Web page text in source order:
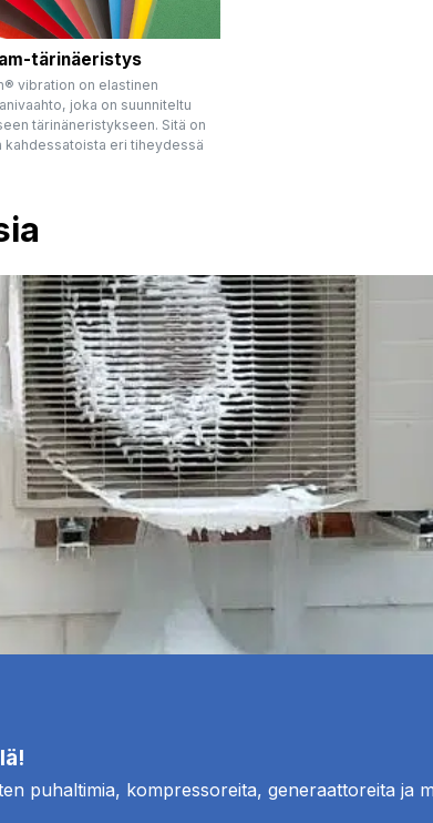
tärinäeristys
vibration on elastinen
joka on suunniteltu
tärinäneristykseen. Sitä on
kahdessatoista eri tiheydessä
puhaltimia, kompressoreita, generaattoreita ja